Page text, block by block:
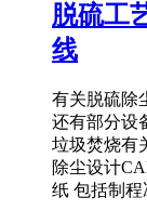
脱硫工
线
有关脱硫除
还有部分设
垃圾焚烧有
除尘设计
纸 包括制程